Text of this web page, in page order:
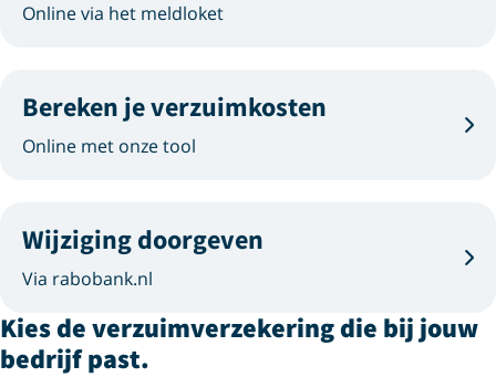
Online via het meldloket
Bereken je verzuimkosten
Online met onze tool
Wijziging doorgeven
Via rabobank.nl
Kies de verzuimverzekering die bij jouw
bedrijf past.